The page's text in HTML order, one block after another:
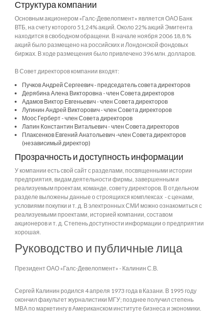
Структура компании
Основным акционером «Галс-Девелопмент» является ОАО Банк
ВТБ, на счету которого 51,24% акций. Около 22% акций Эмитента
находится в свободном обращени. В начале ноября 2006 18,8 %
акций было размещено на российских и Лондонской фондовых
биржах. В ходе размещения было привлечено 396 млн. долларов.
В Совет директоров компании входят:
Пучков Андрей Сергеевич - председатель совета директоров
Дерябина Алена Викторовна - член Совета директоров
Адамов Виктор Евгеньевич - член Совета директоров
Лугинин Андрей Викторович - член Совета директоров
Моос Герберт - член Совета директоров
Лапин Константин Витальевич - член Совета директоров
Плаксенков Евгений Анатольевич -член Совета директоров
(независимый директор)
Прозрачность и доступность информации
У компании есть свой сайт с разделами, посвященными истории
предприятия, видам деятельности фирмы, завершенным и
реализуемым проектам, команде, совету директоров. В отдельном
разделе выложены данные о строящихся комплексах - с ценами,
условиями покупки и т. д. В электронных СМИ можно ознакомиться с
реализуемыми проектами, историей компании, составом
акционеров и т. д. Степень доступности информации о предприятии
хорошая.
Руководство и публичные лица
Президент ОАО «Галс-Девелопмент» - Калинин С.В.
Сергей Калинин родился 4 апреля 1973 года в Казани. В 1995 году
окончил факультет журналистики МГУ; позднее получил степень
МВА по маркетингу в Американском институте бизнеса и экономики.